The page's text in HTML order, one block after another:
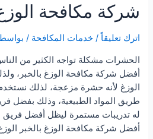
شركة مكافحة الوزغ
اترك تعليقاً /خدمات المكافحة /
الحشرات مشكلة تواجه الكثير من
أفضل شركة مكافحة الوزغ بالخبر،
الوزغ لأنه حشرة مزعجة، لذلك
طريق المواد الطبيعية، وذلك بفضل
له تدريبات مستمرة ليظل أفضل فريق
أفضل شركة مكافحة الوزغ بالخبر